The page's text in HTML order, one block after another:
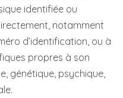
identifiée ou
notamment
d’identification, ou à
propres à son
génétique, psychique,